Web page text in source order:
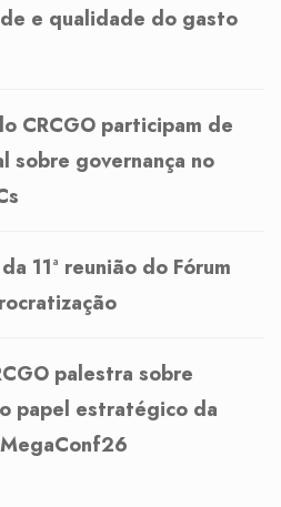
e qualidade do gasto
CRCGO participam de
sobre governança no
11ª reunião do Fórum
palestra sobre
papel estratégico da